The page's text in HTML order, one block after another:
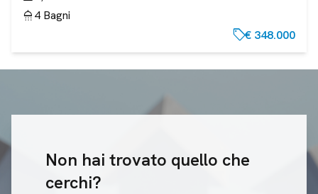
shower4 Bagni
sell€ 348.000
Non hai trovato quello che
cerchi?